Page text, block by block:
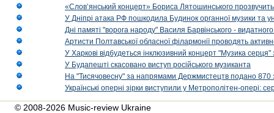
«Слов’янський концерт» Бориса Лятошинського
У Дніпрі атака РФ пошкодила Будинок органної музики та
Дні памяті "ворога народу" Василя Барвінського -
Артисти Полтавської обласної філармонії проводять
У Харкові відбудеться інклюзивний концерт "Музика
У Будапешті скасовано виступ російського музиканта
На "Тисячовесну" за напрямами Держмистецтв подано 870
Українські оперні зірки виступили у Метрополітен-опері:
© 2008-2026 Music-review Ukraine